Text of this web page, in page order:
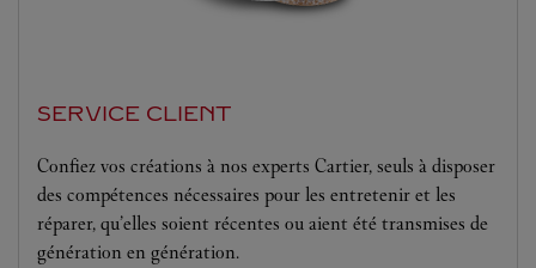
SERVICE CLIENT
Confiez vos créations à nos experts Cartier, seuls à disposer
des compétences nécessaires pour les entretenir et les
réparer, qu’elles soient récentes ou aient été transmises de
génération en génération.